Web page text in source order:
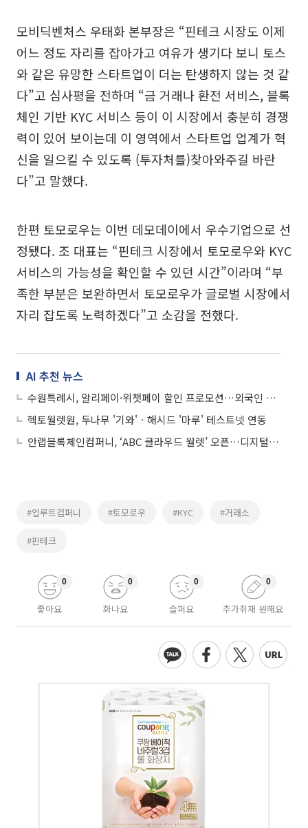
모비딕벤처스 우태화 본부장은 “핀테크 시장도 이제
어느 정도 자리를 잡아가고 여유가 생기다 보니 토스
와 같은 유망한 스타트업이 더는 탄생하지 않는 것 같
다”고 심사평을 전하며 “금 거래나 환전 서비스, 블록
체인 기반 KYC 서비스 등이 이 시장에서 충분히 경쟁
력이 있어 보이는데 이 영역에서 스타트업 업계가 혁
신을 일으킬 수 있도록 (투자처를)찾아와주길 바란
다”고 말했다.
한편 토모로우는 이번 데모데이에서 우수기업으로 선
정됐다. 조 대표는 “핀테크 시장에서 토모로우와 KYC
서비스의 가능성을 확인할 수 있던 시간”이라며 “부
족한 부분은 보완하면서 토모로우가 글로벌 시장에서
자리 잡도록 노력하겠다”고 소감을 전했다.
AI 추천 뉴스
수원특례시, 알리페이·위챗페이 할인 프로모션…외국인 관광객 결제장벽 허문다
헥토월렛원, 두나무 '기와'ㆍ해시드 '마루' 테스트넷 연동
안랩블록체인컴퍼니, ‘ABC 클라우드 월렛’ 오픈…디지털 자산 보관·관리 지원
#업루트컴퍼니 #토모로우 #KYC #거래소
#핀테크
좋아요
0
화나요
0
슬퍼요
0
추가취재 원해요
0